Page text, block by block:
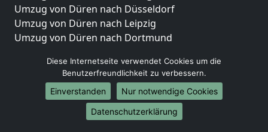
Umzug von Düren nach Düsseldorf
Umzug von Düren nach Leipzig
Umzug von Düren nach Dortmund
Umzug von Düren nach Bremen
Umzug von Düren nach Dresden
Umzug von Düren nach Hannover
Umzug von Düren nach Nürnberg
Umzug von Düren nach Duisburg
Diese Internetseite verwendet Cookies um die
Benutzerfreundlichkeit zu verbessern.
Einverstanden
Nur notwendige Cookies
Datenschutzerklärung